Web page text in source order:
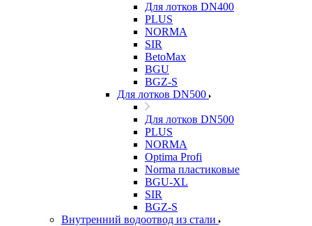
Для лотков DN400
PLUS
NORMA
SIR
BetoMax
BGU
BGZ-S
Для лотков DN500
Для лотков DN500
PLUS
NORMA
Optima Profi
Norma пластиковые
BGU-XL
SIR
BGZ-S
Внутренний водоотвод из стали